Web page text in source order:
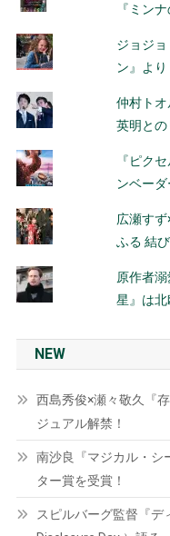
『ミン
ジョジ
ン』より
仲村ト
英明と
『ピク
ンベーダ
広瀬す
ふる 結
原作者
星』は北
NEW
西島秀俊×瀬々敬久『
ジュアル解禁！
南沙良『マジカル・シ
ター賞を受賞！
スピルバーグ監督『デ